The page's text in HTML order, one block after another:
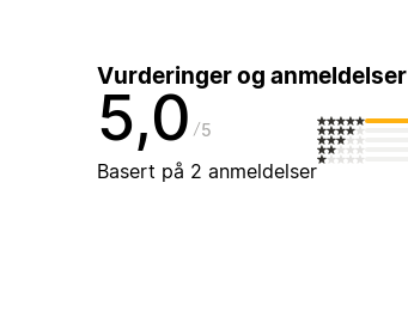
Vurderinger og anmeldelser
5,0 5
Basert på 2 anmeldelser